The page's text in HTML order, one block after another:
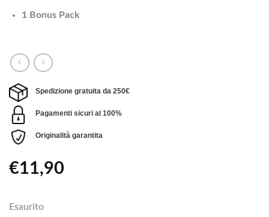
1 Bonus Pack
Spedizione gratuita da 250€
Pagamenti sicuri al 100%
Originalità garantita
€11,90
Esaurito